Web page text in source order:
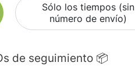
Sólo los tiempos (sin
número de envío)
de seguimiento 📦